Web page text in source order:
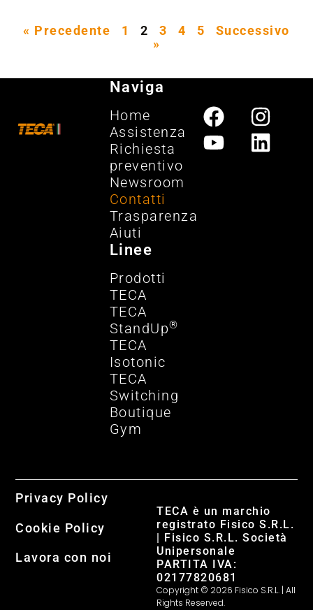
« Precedente 1 2 3 4 5
Successivo
»
Naviga
Home
Assistenza
Richiesta
preventivo
Newsroom
Contatti
Trasparenza
Aiuti
Linee
Prodotti
TECA
TECA
StandUp®
TECA
Isotonic
TECA
Switching
Boutique
Gym
TECA è un marchio
registrato Fisico S.R.L.
| Fisico S.R.L. Società
Unipersonale
PARTITA IVA:
02177820681
Copyright © 2026 Fisico S.R.L. | All
Rights Reserved.
Privacy Policy
Cookie Policy
Lavora con noi